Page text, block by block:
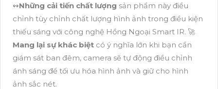
↭Những cải tiến chất lượng sản phẩm này điều
chỉnh tùy chỉnh chất lượng hình ảnh trong điều kiện
thiếu sáng với công nghệ Hồng Ngoại Smart IR. 🚀
Mang lại sự khác biệt có ý nghĩa lớn khi bạn cần
giám sát ban đêm, camera sẽ tự động điều chỉnh
ánh sáng để tối ưu hóa hình ảnh và giữ cho hình
ảnh sắc nét.